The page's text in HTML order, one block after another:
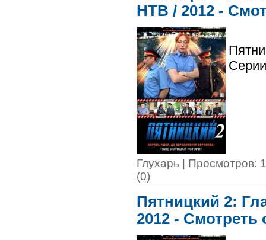
НТВ / 2012 -
Глухарь | Просмотров:
(0)
Пятницкий 2:
2012 - Смотреть